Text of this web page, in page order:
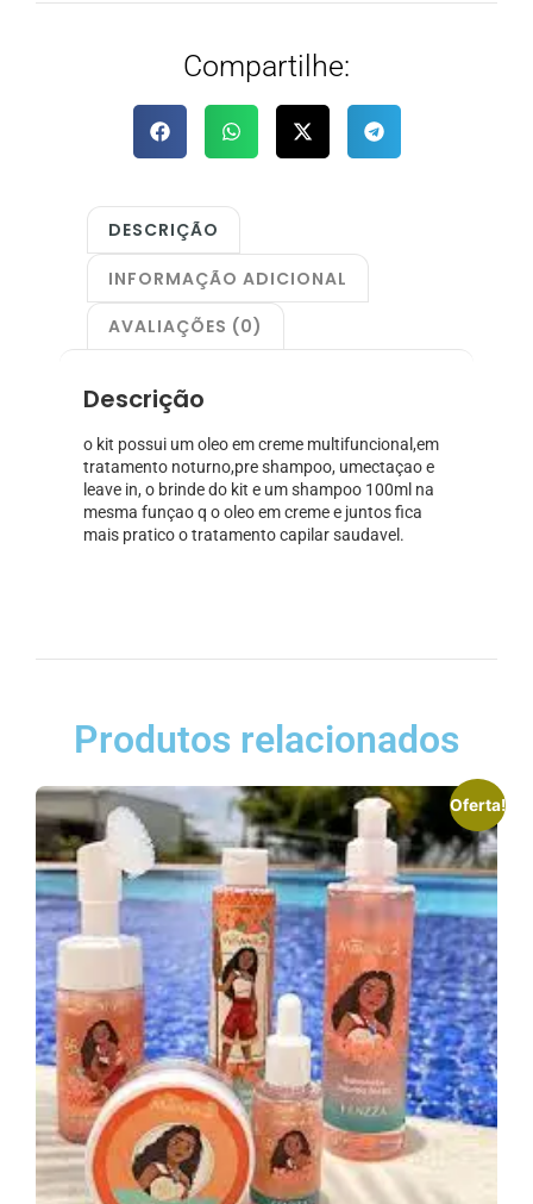
Compartilhe:
DESCRIÇÃO
INFORMAÇÃO ADICIONAL
AVALIAÇÕES (0)
Descrição
o kit possui um oleo em creme multifuncional,em
tratamento noturno,pre shampoo, umectaçao e
leave in, o brinde do kit e um shampoo 100ml na
mesma funçao q o oleo em creme e juntos fica
mais pratico o tratamento capilar saudavel.
Produtos relacionados
Oferta!